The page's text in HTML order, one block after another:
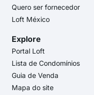
Quero ser fornecedor
Loft México
Explore
Portal Loft
Lista de Condomínios
Guia de Venda
Mapa do site